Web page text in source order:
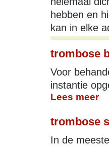
hebben en
kan in elke
trombose
Voor
instantie
Lees meer
trombose
In de